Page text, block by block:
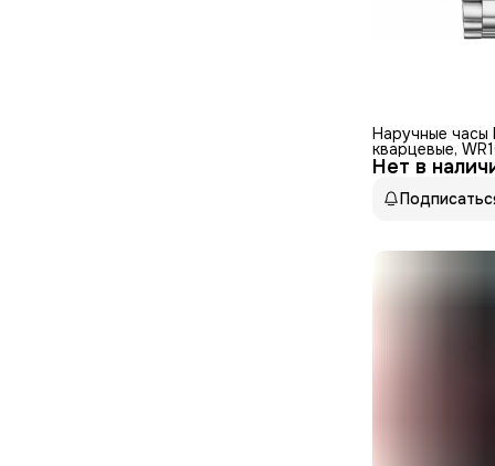
Нет в
Наручные часы
кварцевые,
нержавеющая